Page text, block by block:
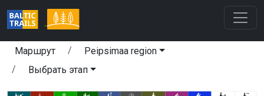
Маршрут
Peipsimaa region
Выбрать этап